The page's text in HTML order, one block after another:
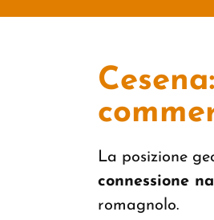
La posizione
connessione
romagnolo.